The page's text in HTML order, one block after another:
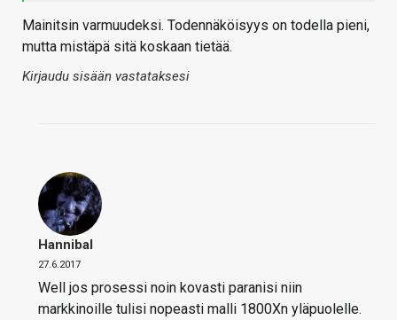
Mainitsin varmuudeksi. Todennäköisyys on todella pieni,
mutta mistäpä sitä koskaan tietää.
Kirjaudu sisään vastataksesi
Hannibal
27.6.2017
Well jos prosessi noin kovasti paranisi niin
markkinoille tulisi nopeasti malli 1800Xn yläpuolelle.